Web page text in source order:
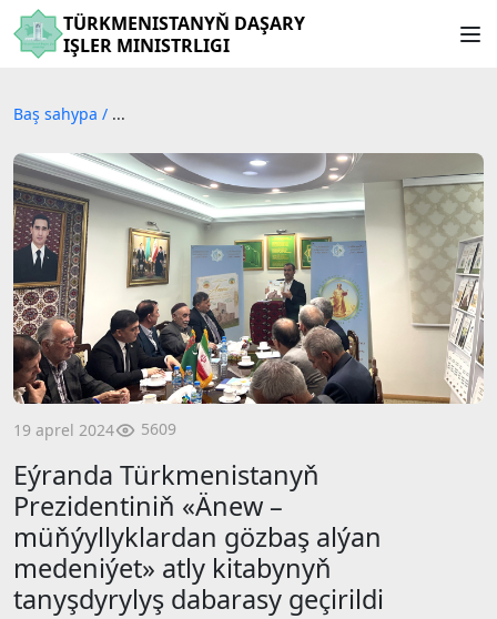
TÜRKMENISTANYŇ DAŞARY
IŞLER MINISTRLIGI
Baş sahypa / ...
19 aprel 2024 5609
Eýranda Türkmenistanyň
Prezidentiniň «Änew –
müňýyllyklardan gözbaş alýan
medeniýet» atly kitabynyň
tanyşdyrylyş dabarasy geçirildi